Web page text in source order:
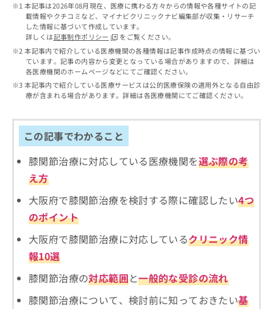
本記事は2026年08月現在、医療に携わる方々からの情報や各種サイトの記
載情報やクチコミなど、マイナビクリニックナビ編集部が収集・リサーチ
した情報に基づいて作成しています。
詳しくは記事制作ポリシー
をご覧ください。
本記事内で紹介している医療機関の各種情報は記事作成時点の情報に基づい
ています。記事の内容から変更となっている場合がありますので、詳細は
各医療機関のホームページなどにてご確認ください。
本記事内で紹介している医療サービスは公的医療保険の適用外となる自由診
療が含まれる場合があります。詳細は各医療機関にてご確認ください。
この記事でわかること
膝関節治療に対応している医療機関を選ぶ際の考
え方
大阪府で膝関節治療を検討する際に確認したい4つ
のポイント
大阪府で膝関節治療に対応しているクリニック情
報10選
膝関節治療の対応範囲と一般的な受診の流れ
膝関節治療について、検討前に知っておきたい基
こち
らは
マイ
ナビ
クリ
ニッ
クナ
ビサ
お問
合せ
フォ
とな
りま
す。
クリ
ニッ
クの
約・
のご
など
きま
こ
の
求
こ
ち
無
報
の
申
出
お
合
せ
は
ら
料
は
い